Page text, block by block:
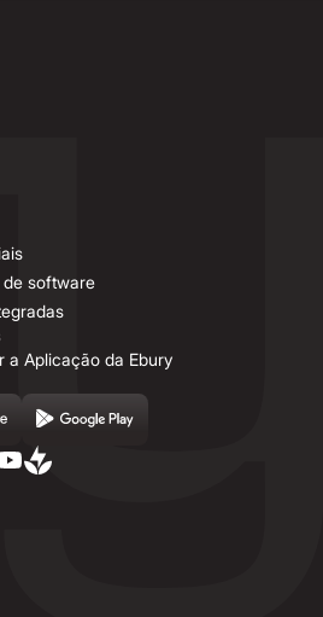
de software
a Aplicação da Ebury